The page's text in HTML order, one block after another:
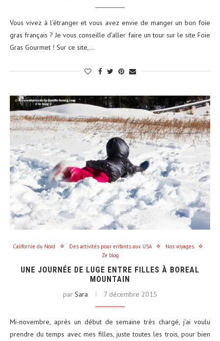
Vous vivez à l’étranger et vous avez envie de manger un bon foie
gras français ? Je vous conseille d’aller faire un tour sur le site Foie
Gras Gourmet ! Sur ce site,…
Californie du Nord Des activités pour enfants aux USA
Nos voyages
Ze blog
UNE JOURNÉE DE LUGE ENTRE FILLES À BOREAL
MOUNTAIN
par Sara 7 décembre 2015
Mi-novembre, après un début de semaine très chargé, j’ai voulu
prendre du temps avec mes filles, juste toutes les trois, pour bien